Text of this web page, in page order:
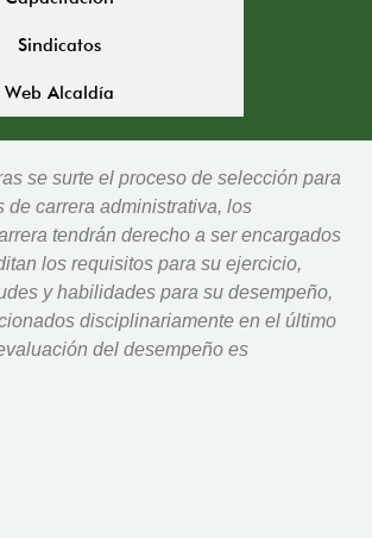
Sindicatos
Web Alcaldía
se surte el proceso de selección para
de carrera administrativa, los
tendrán derecho a ser encargados
los requisitos para su ejercicio,
y habilidades para su desempeño,
disciplinariamente en el último
del desempeño es